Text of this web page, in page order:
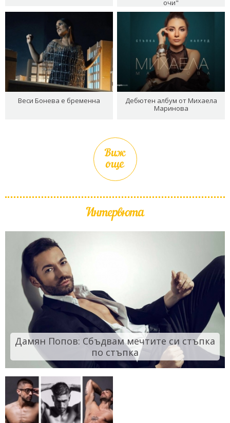
очи"
Веси Бонева е бременна
Дебютен албум от Михаела
Маринова
Виж
още
Интервюта
Дамян Попов: Сбъдвам мечтите си стъпка
по стъпка